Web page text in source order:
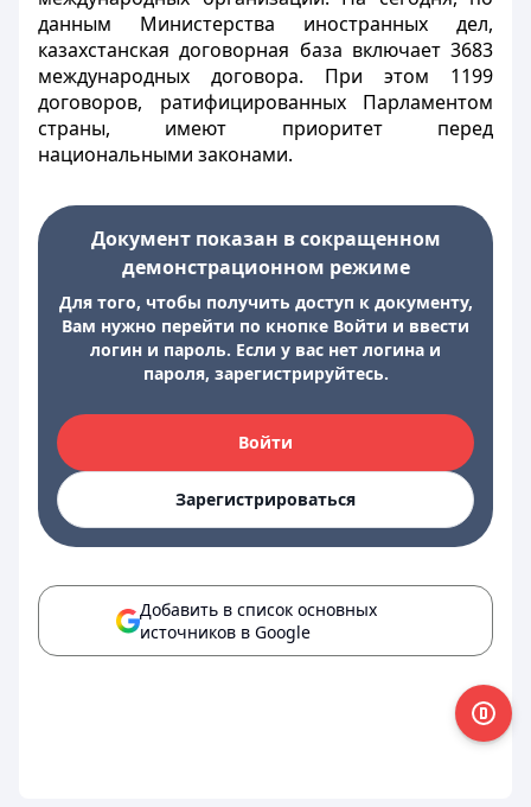
данным Министерства иностранных дел,
казахстанская договорная база включает 3683
международных договора. При этом 1199
договоров, ратифицированных Парламентом
страны, имеют приоритет перед
национальными законами.
Документ показан в сокращенном
демонстрационном режиме
Для того, чтобы получить доступ к документу,
Вам нужно перейти по кнопке Войти и ввести
логин и пароль. Если у вас нет логина и
пароля, зарегистрируйтесь.
Войти
Зарегистрироваться
Добавить в список основных
источников в Google